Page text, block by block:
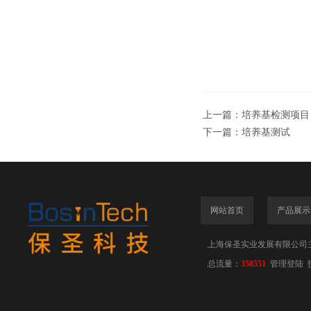
上一篇： 培养基检测项目
下一篇： 培养基测试
网站首页 产品展示
上海保圣实业发展有限公司
总流量： 358551 管理登陆